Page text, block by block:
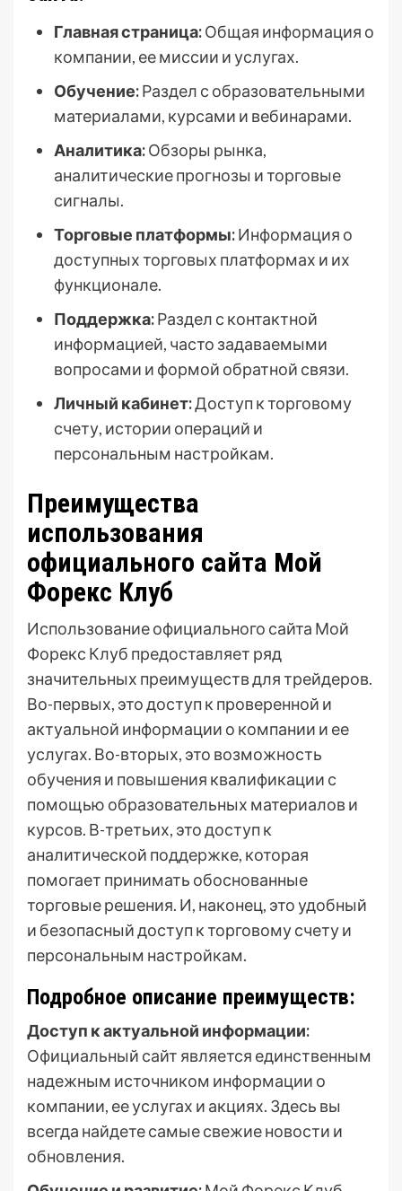
Главная страница:Общая информация о
компании, ее миссии и услугах.
Обучение:Раздел с образовательными
материалами, курсами и вебинарами.
Аналитика:Обзоры рынка,
аналитические прогнозы и торговые
сигналы.
Торговые платформы:Информация о
доступных торговых платформах и их
функционале.
Поддержка:Раздел с контактной
информацией, часто задаваемыми
вопросами и формой обратной связи.
Личный кабинет:Доступ к торговому
счету, истории операций и
персональным настройкам.
Преимущества
использования
официального сайта Мой
Форекс Клуб
Использование официального сайта Мой
Форекс Клуб предоставляет ряд
значительных преимуществ для трейдеров.
Во-первых, это доступ к проверенной и
актуальной информации о компании и ее
услугах. Во-вторых, это возможность
обучения и повышения квалификации с
помощью образовательных материалов и
курсов. В-третьих, это доступ к
аналитической поддержке, которая
помогает принимать обоснованные
торговые решения. И, наконец, это удобный
и безопасный доступ к торговому счету и
персональным настройкам.
Подробное описание преимуществ:
Доступ к актуальной информации:
Официальный сайт является единственным
надежным источником информации о
компании, ее услугах и акциях. Здесь вы
всегда найдете самые свежие новости и
обновления.